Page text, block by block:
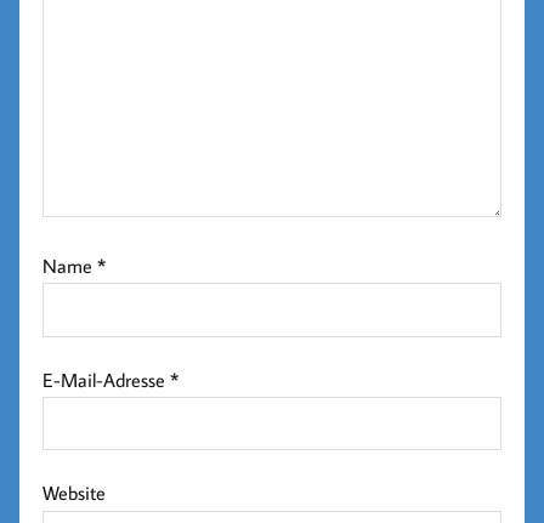
Name*
E-Mail-Adresse*
Website